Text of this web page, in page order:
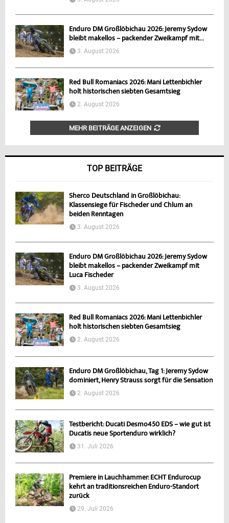
Enduro DM Großlöbichau 2026: Jeremy Sydow
bleibt makellos – packender Zweikampf mit...
3. August 2026
Red Bull Romaniacs 2026: Mani Lettenbichler
holt historischen siebten Gesamtsieg
2. August 2026
MEHR BEITRÄGE ANZEIGEN
TOP BEITRÄGE
Sherco Deutschland in Großlöbichau:
Klassensiege für Fischeder und Chlum an
beiden Renntagen
3. August 2026
Enduro DM Großlöbichau 2026: Jeremy Sydow
bleibt makellos – packender Zweikampf mit
Luca Fischeder
3. August 2026
Red Bull Romaniacs 2026: Mani Lettenbichler
holt historischen siebten Gesamtsieg
2. August 2026
Enduro DM Großlöbichau, Tag 1: Jeremy Sydow
dominiert, Henry Strauss sorgt für die Sensation
2. August 2026
Testbericht: Ducati Desmo450 EDS – wie gut ist
Ducatis neue Sportenduro wirklich?
31. Juli 2026
Premiere in Lauchhammer: ECHT Endurocup
kehrt an traditionsreichen Enduro-Standort
zurück
29. Juli 2026